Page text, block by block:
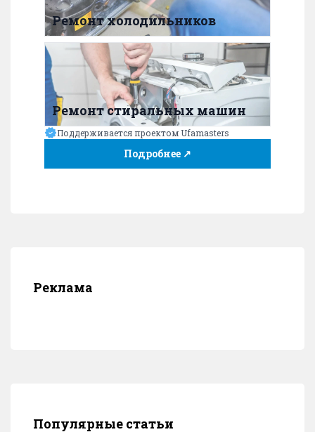
Ремонт холодильников
Ремонт стиральных машин
Поддерживается проектом Ufamasters
Подробнее ↗
Реклама
Популярные статьи